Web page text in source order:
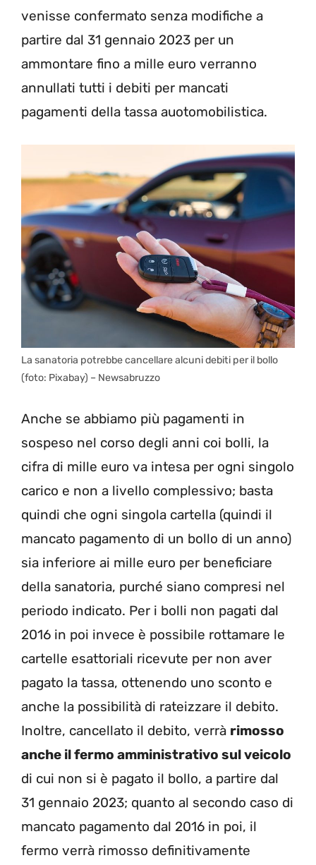
venisse confermato senza modifiche a
partire dal 31 gennaio 2023 per un
ammontare fino a mille euro verranno
annullati tutti i debiti per mancati
pagamenti della tassa auotomobilistica.
La sanatoria potrebbe cancellare alcuni debiti per il bollo
(foto: Pixabay) – Newsabruzzo
Anche se abbiamo più pagamenti in
sospeso nel corso degli anni coi bolli, la
cifra di mille euro va intesa per ogni singolo
carico e non a livello complessivo; basta
quindi che ogni singola cartella (quindi il
mancato pagamento di un bollo di un anno)
sia inferiore ai mille euro per beneficiare
della sanatoria, purché siano compresi nel
periodo indicato. Per i bolli non pagati dal
2016 in poi invece è possibile rottamare le
cartelle esattoriali ricevute per non aver
pagato la tassa, ottenendo uno sconto e
anche la possibilità di rateizzare il debito.
Inoltre, cancellato il debito, verrà rimosso
anche il fermo amministrativo sul veicolo
di cui non si è pagato il bollo, a partire dal
31 gennaio 2023; quanto al secondo caso di
mancato pagamento dal 2016 in poi, il
fermo verrà rimosso definitivamente